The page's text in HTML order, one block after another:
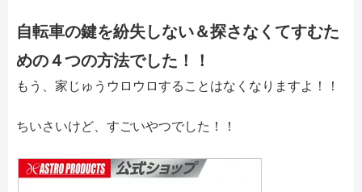
自転車の鍵を紛失しない＆探さなくてすむた
めの４つの方法でした！！
もう、家じゅうウロウロすることはなくなりますよ！！
ちいさいけど、すごいやつでした！！